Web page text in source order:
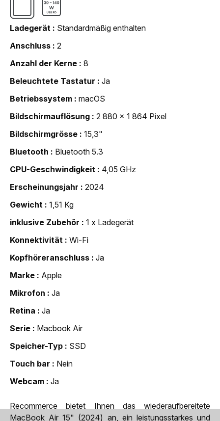
Ladegerät
Standardmäßig enthalten
Anschluss
2
Anzahl der Kerne
8
Beleuchtete Tastatur
Ja
Betriebssystem
macOS
Bildschirmauflösung
2 880 x 1 864 Pixel
Bildschirmgrösse
15,3"
Bluetooth
Bluetooth 5.3
CPU-Geschwindigkeit
4,05 GHz
Erscheinungsjahr
2024
Gewicht
1,51 Kg
inklusive Zubehör
1 x Ladegerät
Konnektivität
Wi-Fi
Kopfhöreranschluss
Ja
Marke
Apple
Mikrofon
Ja
Retina
Ja
Serie
Macbook Air
Speicher-Typ
SSD
Touch bar
Nein
Webcam
Ja
Recommerce bietet Ihnen das wiederaufbereitete
MacBook Air 15" (2024) an, ein leistungsstarkes und